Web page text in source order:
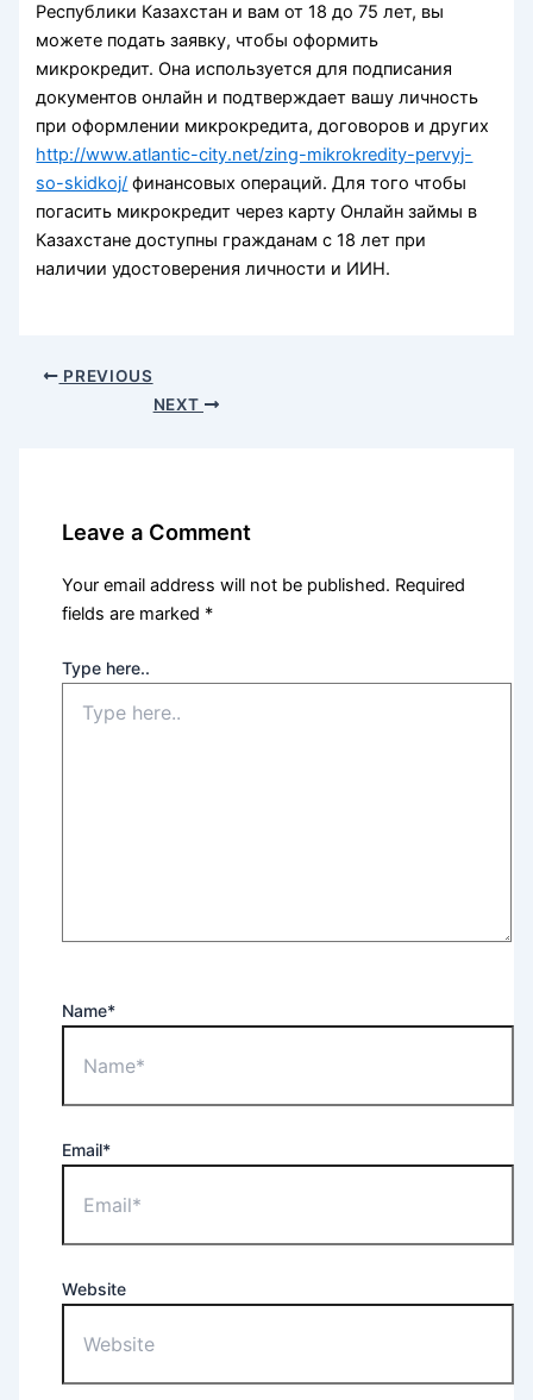
Республики Казахстан и вам от 18 до 75 лет, вы
можете подать заявку, чтобы оформить
микрокредит. Она используется для подписания
документов онлайн и подтверждает вашу личность
при оформлении микрокредита, договоров и других
http://www.atlantic-city.net/zing-mikrokredity-pervyj-
so-skidkoj/ финансовых операций. Для того чтобы
погасить микрокредит через карту Онлайн займы в
Казахстане доступны гражданам с 18 лет при
наличии удостоверения личности и ИИН.
PREVIOUS
NEXT
Leave a Comment
Your email address will not be published. Required
fields are marked *
Type here..
Name*
Email*
Website